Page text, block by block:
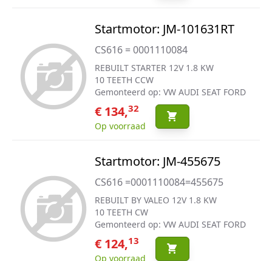
Startmotor: JM-101631RT
CS616 = 0001110084
REBUILT STARTER 12V 1.8 KW
10 TEETH CCW
Gemonteerd op: VW AUDI SEAT FORD
€ 134,32
Op voorraad
Startmotor: JM-455675
CS616 =0001110084=455675
REBUILT BY VALEO 12V 1.8 KW
10 TEETH CW
Gemonteerd op: VW AUDI SEAT FORD
€ 124,13
Op voorraad